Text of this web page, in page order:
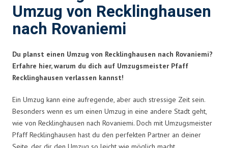
Umzug von Recklinghausen
nach Rovaniemi
Du planst einen Umzug von Recklinghausen nach Rovaniemi?
Erfahre hier, warum du dich auf Umzugsmeister Pfaff
Recklinghausen verlassen kannst!
Ein Umzug kann eine aufregende, aber auch stressige Zeit sein.
Besonders wenn es um einen Umzug in eine andere Stadt geht,
wie von Recklinghausen nach Rovaniemi. Doch mit Umzugsmeister
Pfaff Recklinghausen hast du den perfekten Partner an deiner